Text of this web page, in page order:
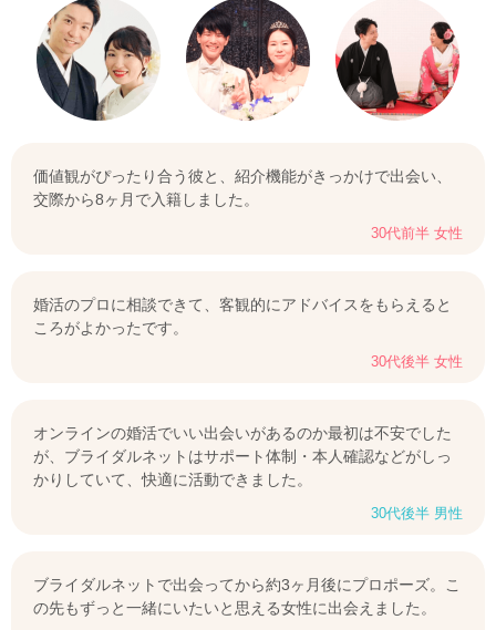
価値観がぴったり合う彼と、紹介機能がきっかけで出会い、
交際から8ヶ月で入籍しました。
30代前半 女性
婚活のプロに相談できて、客観的にアドバイスをもらえると
ころがよかったです。
30代後半 女性
オンラインの婚活でいい出会いがあるのか最初は不安でした
が、ブライダルネットはサポート体制・本人確認などがしっ
かりしていて、快適に活動できました。
30代後半 男性
ブライダルネットで出会ってから約3ヶ月後にプロポーズ。こ
の先もずっと一緒にいたいと思える女性に出会えました。